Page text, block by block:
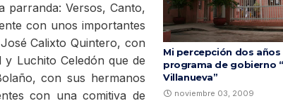
parranda: Versos, Canto,
con unos importantes
Calixto Quintero, con
Luchito Celedón que de
con sus hermanos
con una comitiva de
Mi percepción dos
programa de gobierno
Villanueva”
noviembre 03, 2009